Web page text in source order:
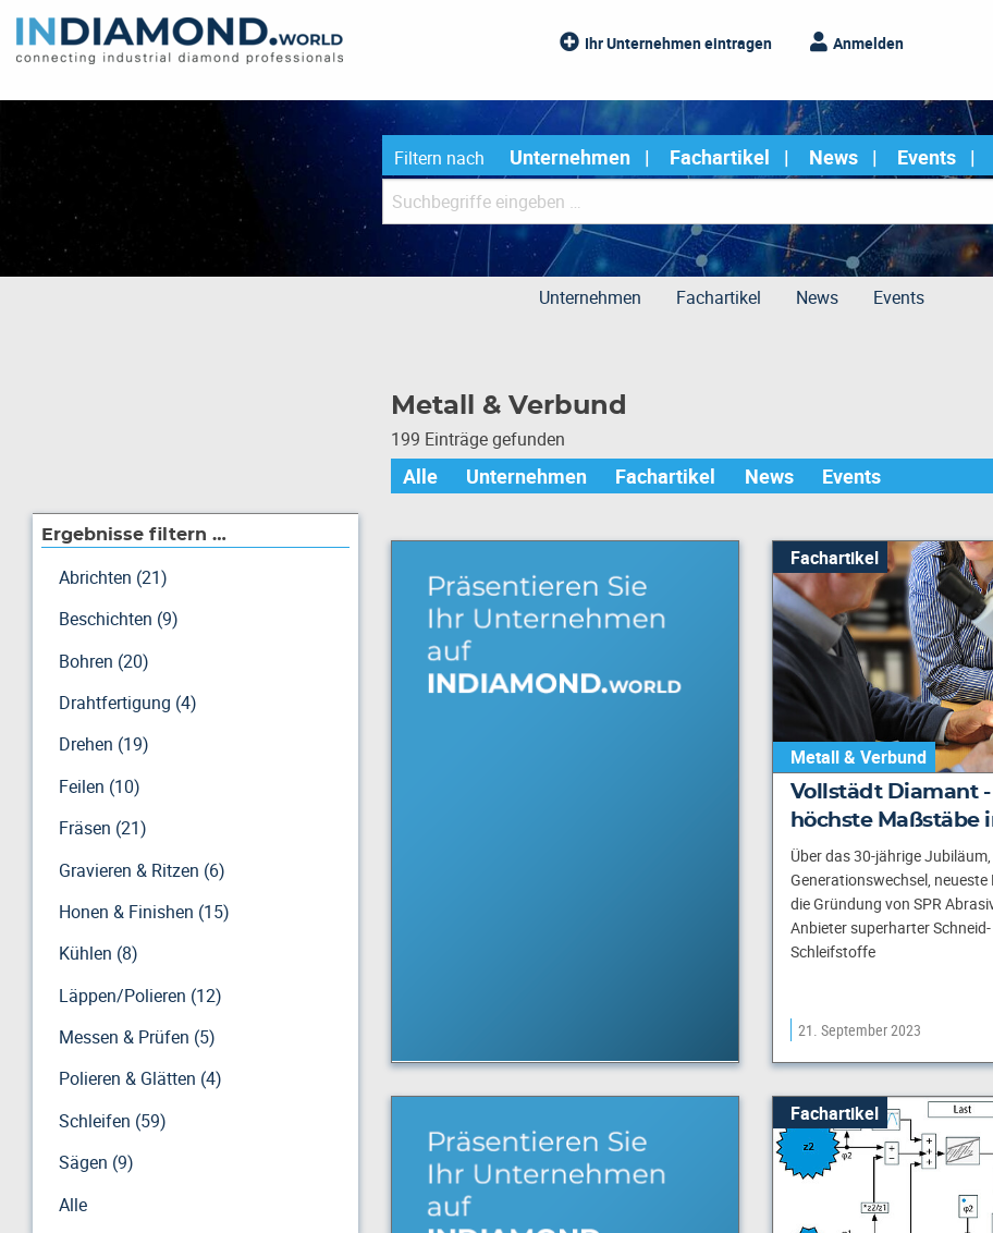
Ihr Unternehmen eintragen Anmelden
Filtern nach Unternehmen Fachartikel News
Events
Unternehmen Fachartikel News Events
Metall & Verbund
199 Einträge gefunden
Alle Unternehmen Fachartikel News Events
Ergebnisse filtern …
Abrichten (21)
Beschichten (9)
Bohren (20)
Drahtfertigung (4)
Drehen (19)
Feilen (10)
Fräsen (21)
Gravieren & Ritzen (6)
Honen & Finishen (15)
Kühlen (8)
Läppen/Polieren (12)
Messen & Prüfen (5)
Polieren & Glätten (4)
Schleifen (59)
Sägen (9)
Alle
Fachartikel
Metall & Verbund
Vollstädt Diamant -
höchste Maßstäbe
Über das 30-jährige Jubiläum,
Generationswechsel,
die Gründung von SPR
Anbieter superharter
Schleifstoffe
21. September 2023
Fachartikel